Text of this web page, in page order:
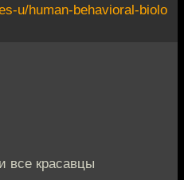
u/human-behavioral-biolo
все красавцы